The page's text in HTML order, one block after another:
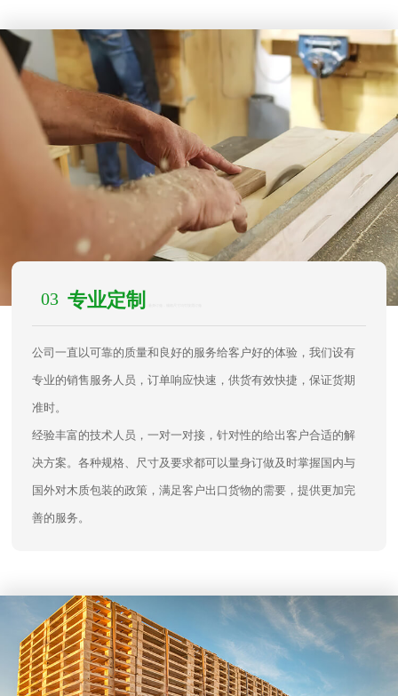
03 专业定制
公司一直以可靠的质量和良好的服务给客户好的体验，我们设有
专业的销售服务人员，订单响应快速，供货有效快捷，保证货期
准时。
经验丰富的技术人员，一对一对接，针对性的给出客户合适的解
决方案。各种规格、尺寸及要求都可以量身订做及时掌握国内与
国外对木质包装的政策，满足客户出口货物的需要，提供更加完
善的服务。